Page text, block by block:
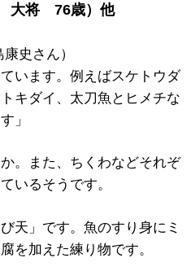
大将 76歳）他
史さん）
います。例えばスケトウダ
キダイ、太刀魚とヒメチな
」
。また、ちくわなどそれぞ
いるそうです。
天」です。魚のすり身にミ
を加えた練り物です。